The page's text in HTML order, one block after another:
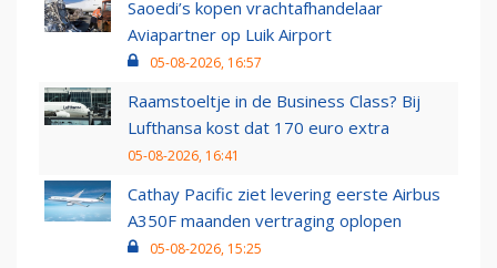
Saoedi’s kopen vrachtafhandelaar
Aviapartner op Luik Airport
05-08-2026, 16:57
Raamstoeltje in de Business Class? Bij
Lufthansa kost dat 170 euro extra
05-08-2026, 16:41
Cathay Pacific ziet levering eerste Airbus
A350F maanden vertraging oplopen
05-08-2026, 15:25